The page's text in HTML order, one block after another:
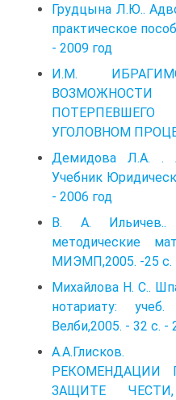
Грудцына Л.Ю..
практическое
- 2009 год
И.М.
УГОЛОВНОМ
Демидова Л.А. .
Учебник
- 2006 год
В. А. Ильичев..
методические
МИЭМП,2005. -25 с.
Михайлова Н. С..
нотариату:
Велби,2005. - 32 с. -
ЗАЩИТЕ